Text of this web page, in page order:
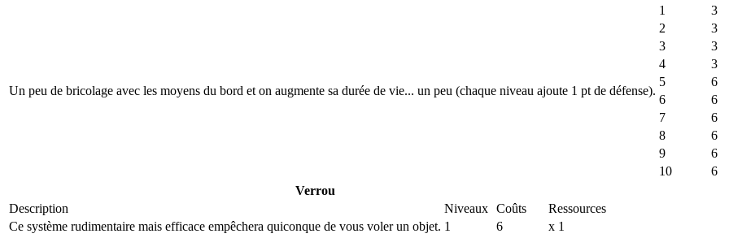
Un peu de bricolage avec les moyens du bord et on augmente sa durée de vie... un peu (chaque niveau ajoute 1 pt de défense).
1
3
2
3
3
3
4
3
5
6
6
6
7
6
8
6
9
6
10
6
Verrou
Description
Niveaux Coûts
Ressources
Ce système rudimentaire mais efficace empêchera quiconque de vous voler un objet. 1 6 x 1